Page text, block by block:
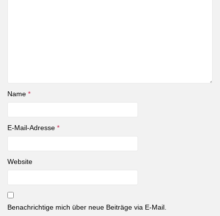
Name *
E-Mail-Adresse *
Website
Benachrichtige mich über neue Beiträge via E-Mail.